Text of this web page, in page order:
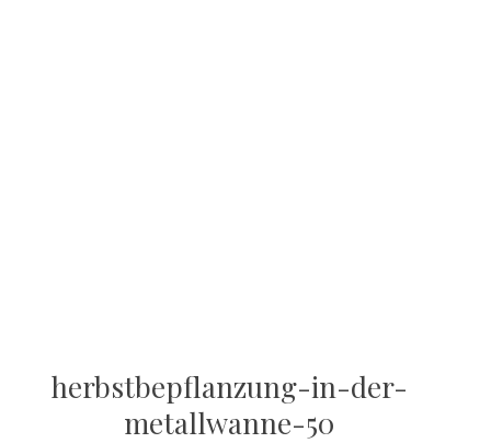
herbstbepflanzung-in-der-
metallwanne-50